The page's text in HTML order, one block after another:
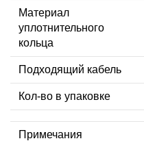
Материал
уплотнительного
кольца
Подходящий кабель
Кол-во в упаковке
Примечания